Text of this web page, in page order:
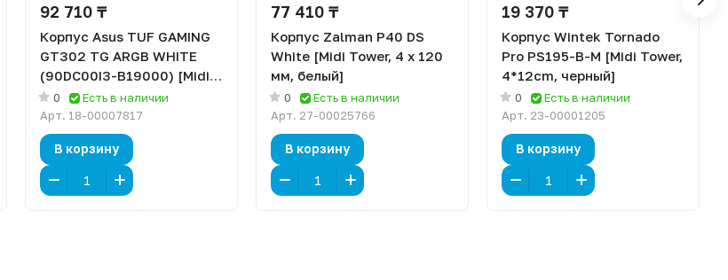
92 710 ₸
Корпус Asus TUF GAMING
GT302 TG ARGB WHITE
(90DC00I3-B19000) [Midi
Tower, 4x 140 мм, белый]
0
Есть в наличии
Арт. 18-00007817
В корзину
77 410 ₸
Корпус Zalman P40 DS
White [Midi Tower, 4 x 120
мм, белый]
0
Есть в наличии
Арт. 27-00025766
В корзину
19 370 ₸
Корпус Wintek Tornado
Pro PS195-B-M [Midi Tower,
4*12cm, черный]
0
Есть в наличии
Арт. 23-00001205
В корзину